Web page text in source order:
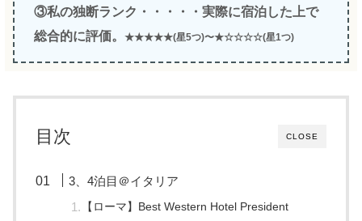
③私の独断ランク・・・・・実際に宿泊した上で
総合的に評価。
★★★★★(星5つ)〜★☆☆☆☆(星1つ)
CLOSE
目次
3、4泊目＠イタリア
【ローマ】Best Western Hotel President